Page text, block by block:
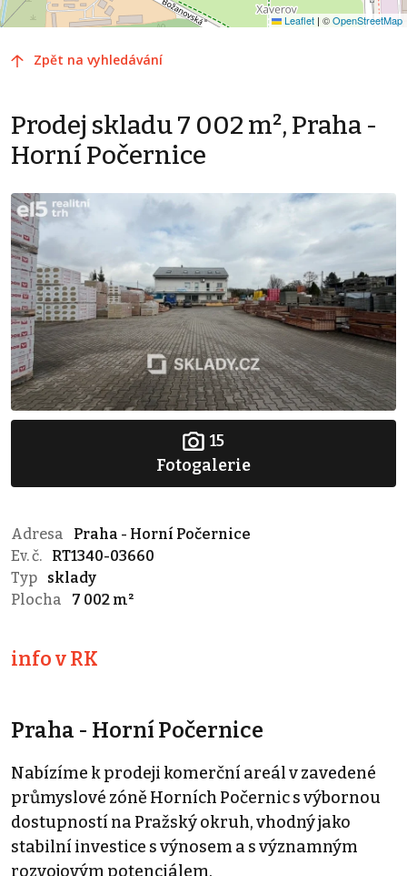
Leaflet | ©OpenStreetMap
Zpět na vyhledávání
Prodej skladu 7 002 m², Praha -
Horní Počernice
15
Fotogalerie
Adresa
Praha - Horní Počernice
Ev. č.
RT1340-03660
Typ
sklady
Plocha
7 002 m²
info v RK
Praha - Horní Počernice
Nabízíme k prodeji komerční areál v zavedené
průmyslové zóně Horních Počernic s výbornou
dostupností na Pražský okruh, vhodný jako
stabilní investice s výnosem a s významným
rozvojovým potenciálem.